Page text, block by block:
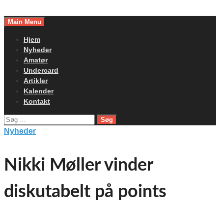
toMain Menu
Hjem
Nyheder
Amatør
Undercard
Artikler
Kalender
Kontakt
Søg
efter:
Nyheder
Nikki Møller vinder
diskutabelt på points